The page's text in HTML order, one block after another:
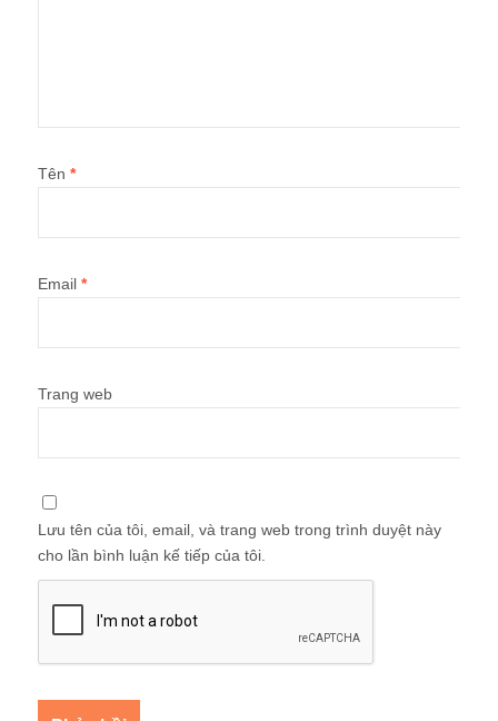
Tên *
Email *
Trang web
Lưu tên của tôi, email, và trang web trong trình duyệt này
cho lần bình luận kế tiếp của tôi.